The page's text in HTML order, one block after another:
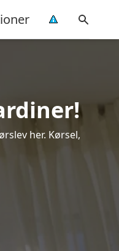
her. Kørsel,